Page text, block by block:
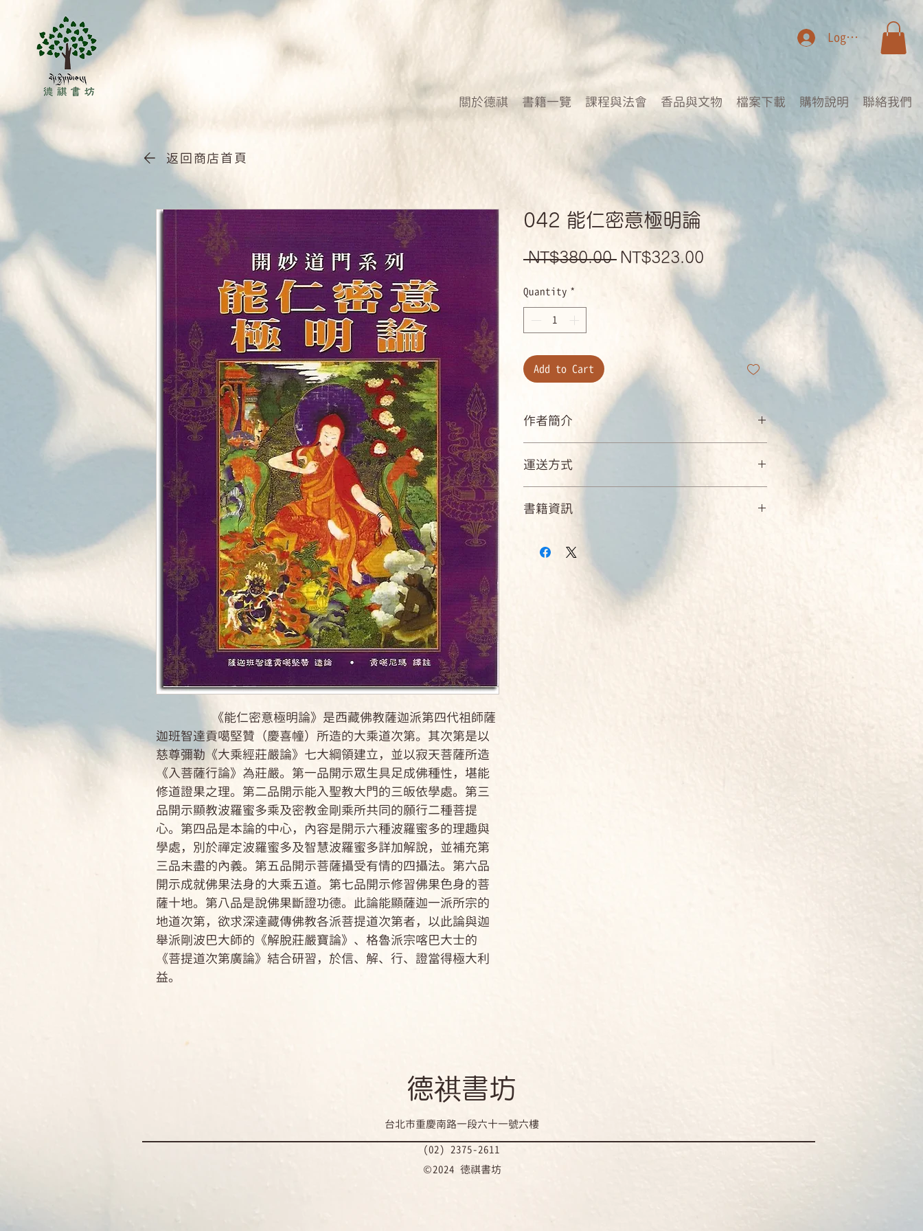
Log In
關於德祺 書籍一覽 課程與法會 香品與文物 檔案下載 購物說明 聯絡我們
返回商店首頁
《能仁密意極明論》是西藏佛教薩迦派第四代祖師薩
迦班智達貢噶堅贊（慶喜幢）所造的大乘道次第。其次第是以
慈尊彌勒《大乘經莊嚴論》七大綱領建立，並以寂天菩薩所造
《入菩薩行論》為莊嚴。第一品開示眾生具足成佛種性，堪能
修道證果之理。第二品開示能入聖教大門的三皈依學處。第三
品開示顯教波羅蜜多乘及密教金剛乘所共同的願行二種菩提
心。第四品是本論的中心，內容是開示六種波羅蜜多的理趣與
學處，別於禪定波羅蜜多及智慧波羅蜜多詳加解說，並補充第
三品未盡的內義。第五品開示菩薩攝受有情的四攝法。第六品
開示成就佛果法身的大乘五道。第七品開示修習佛果色身的菩
薩十地。第八品是說佛果斷證功德。此論能顯薩迦一派所宗的
地道次第，欲求深達藏傳佛教各派菩提道次第者，以此論與迦
舉派剛波巴大師的《解脫莊嚴寶論》、格魯派宗喀巴大士的
《菩提道次第廣論》結合研習，於信、解、行、證當得極大利
益。
042 能仁密意極明論
NT$380.00 Regular
NT$323.00
Quantity *
Add to Cart
作者簡介
譯者：貢噶尼瑪
運送方式
運費。
書籍資訊
規格：平裝本 / 314 / 15 x 21cm / 普通級 / 單
​德祺書坊
台北市重慶南路一段六十一號六樓
(02) 2375-2611
©2024 徳祺書坊